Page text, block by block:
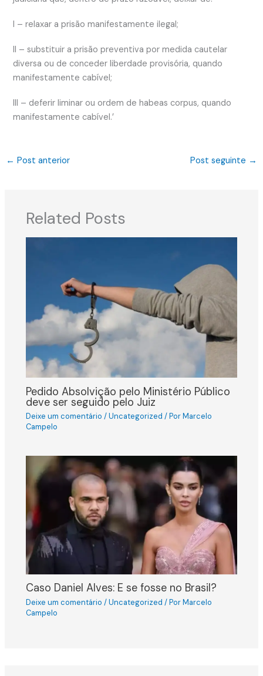
I – relaxar a prisão manifestamente ilegal;
II – substituir a prisão preventiva por medida cautelar
diversa ou de conceder liberdade provisória, quando
manifestamente cabível;
III – deferir liminar ou ordem de habeas corpus, quando
manifestamente cabível.’
← Post anterior Post seguinte →
Related Posts
Pedido Absolvição pelo Ministério Público
deve ser seguido pelo Juiz
Deixe um comentário /Uncategorized / PorMarcelo
Campelo
Caso Daniel Alves: E se fosse no Brasil?
Deixe um comentário /Uncategorized / PorMarcelo
Campelo